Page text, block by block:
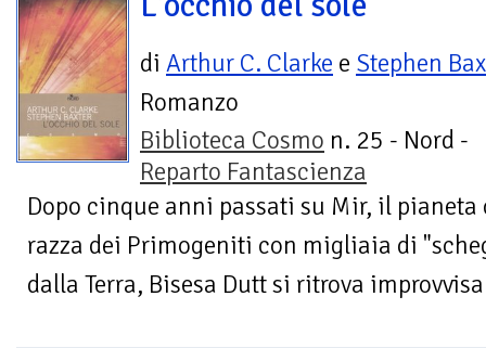
di Arthur C. Clarke e Stephen
Romanzo
Biblioteca Cosmo n. 25 - Nord -
Reparto Fantascienza
Dopo cinque anni passati su Mir, il
razza dei Primogeniti con migliaia di
dalla Terra, Bisesa Dutt si ritrova